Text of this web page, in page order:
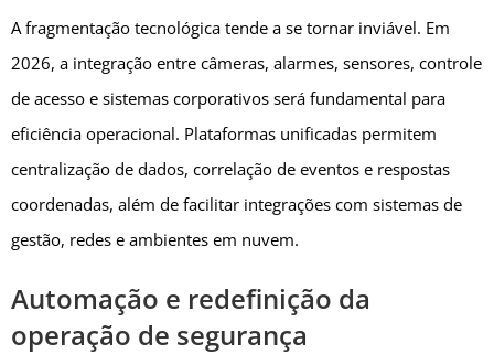
A fragmentação tecnológica tende a se tornar inviável. Em
2026, a integração entre câmeras, alarmes, sensores, controle
de acesso e sistemas corporativos será fundamental para
eficiência operacional. Plataformas unificadas permitem
centralização de dados, correlação de eventos e respostas
coordenadas, além de facilitar integrações com sistemas de
gestão, redes e ambientes em nuvem.
Automação e redefinição da
operação de segurança